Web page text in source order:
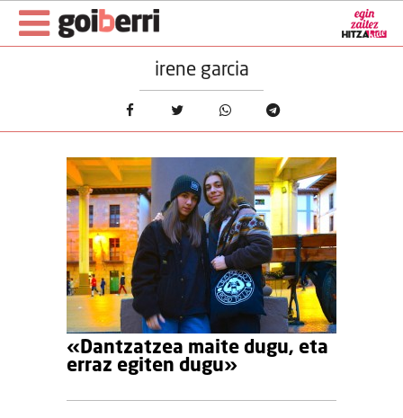
irene garcia
«Dantzatzea maite dugu, eta
erraz egiten dugu»